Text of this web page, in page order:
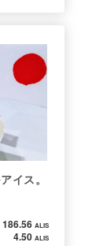
イス。
186.56 ALIS
4.50 ALIS